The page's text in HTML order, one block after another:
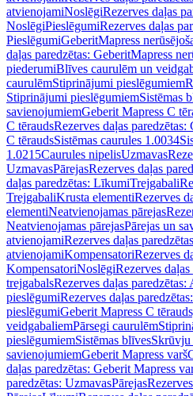
atvienojamiNoslēgiRezerves daļas
NoslēgiPieslēgumiRezerves daļas
PieslēgumiGeberitMapress
daļas paredzētas: GeberitMapress
piederumiBlīves caurulēm un
caurulēmStiprinājumi pieslēgumiem
Stiprinājumi pieslēgumiemSistēmas
savienojumiemGeberit Mapress C
C tēraudsRezerves daļas paredzētas:
C tēraudsSistēmas caurules 1.0034
1.0215Caurules nipelisUzmavas
UzmavasPārejasRezerves daļas
daļas paredzētas: LīkumiTrejgabali
TrejgabaliKrusta elementiRezerves
elementiNeatvienojamas pārejas
Neatvienojamas pārejasPārejas un
atvienojamiRezerves daļas
atvienojamiKompensatoriRezerves
KompensatoriNoslēgiRezerves
trejgabalsRezerves daļas
pieslēgumiRezerves daļas
pieslēgumiGeberit Mapress C
veidgabaliemPārsegi caurulēm
pieslēgumiemSistēmas blīves
savienojumiemGeberit Mapress varš
daļas paredzētas: Geberit Mapress
paredzētas: UzmavasPārejas